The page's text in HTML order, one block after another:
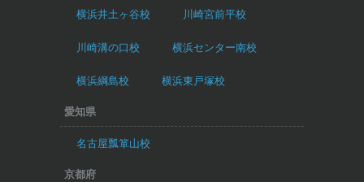
横浜井土ヶ谷校 川崎宮前平校
川崎溝の口校 横浜センター南校
横浜綱島校 横浜東戸塚校
愛知県
名古屋瓢箪山校
京都府